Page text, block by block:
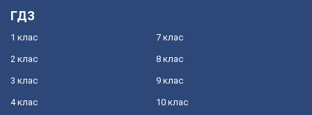
ГДЗ
1 клас
2 клас
3 клас
4 клас
7 клас
8 клас
9 клас
10 клас